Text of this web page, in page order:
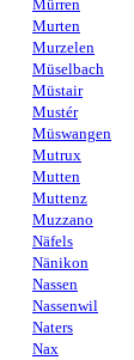
Mürren
Murten
Murzelen
Müselbach
Müstair
Mustér
Müswangen
Mutrux
Mutten
Muttenz
Muzzano
Näfels
Nänikon
Nassen
Nassenwil
Naters
Nax